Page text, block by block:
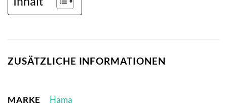
ZUSÄTZLICHE INFORMATIONEN
MARKE Hama